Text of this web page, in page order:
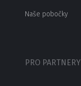
Naše pobočky
PRO PARTNERY